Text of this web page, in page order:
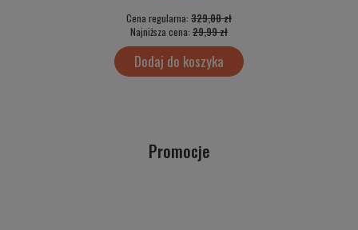
Cena regularna: 329,00 zł
Najniższa cena: 29,99 zł
Dodaj do koszyka
Promocje